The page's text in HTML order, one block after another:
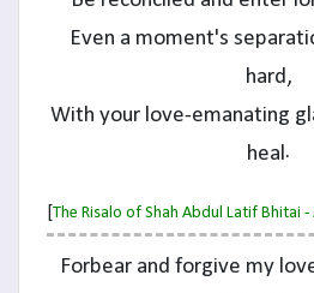
Even a moment's
hard,
With your love-emanating
heal.
[The Risalo of Shah Abdul Latif Bhitai -
Forbear and forgive my